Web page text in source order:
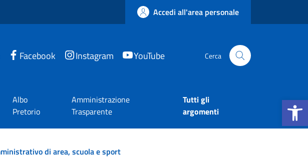
Apri la
Accedi all'area personale
Facebook Instagram YouTube Cerca
Albo
Pretorio
Amministrazione
Trasparente
Tutti gli
argomenti
di area, scuola e sport